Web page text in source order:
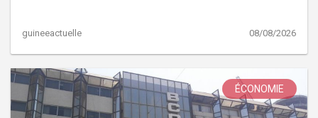
guineeactuelle 08/08/2026
ÉCONOMIE